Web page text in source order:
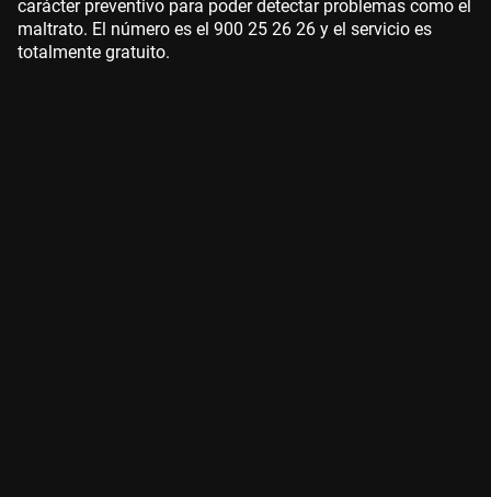
carácter preventivo para poder detectar problemas como el
maltrato. El número es el 900 25 26 26 y el servicio es
totalmente gratuito.